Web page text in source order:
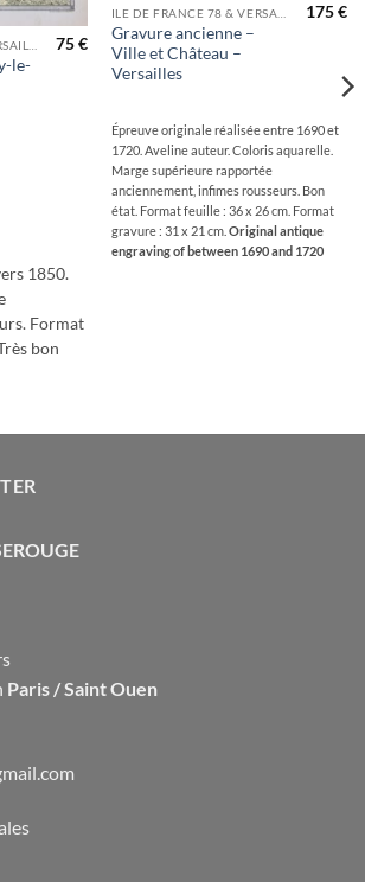
ILE DE FRANCE 78 & VERSAILLES
le-
75€
1850.
Format
bon
Gravure ancienne –
Ville et Château –
Versailles
175€
Épreuve originale réalisée entre 1690 et
1720. Aveline auteur. Coloris aquarelle.
Marge supérieure rapportée
anciennement, infimes rousseurs. Bon
état. Format feuille : 36 x 26 cm. Format
gravure : 31 x 21 cm. Original antique
engraving of between 1690 and 1720
Paris / Saint Ouen